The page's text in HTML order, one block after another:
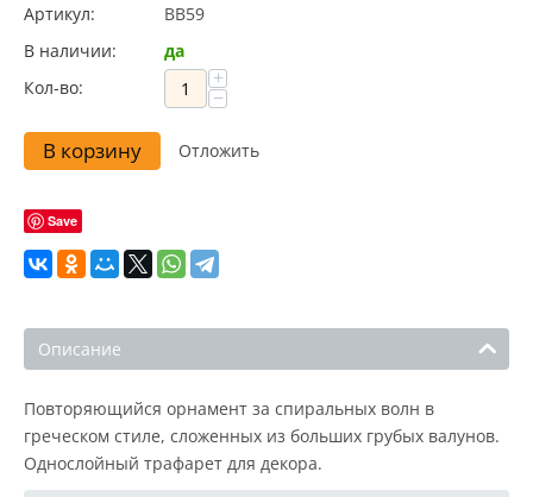
Артикул:
BB59
В наличии:
да
Кол-во:
+
−
В корзину Отложить
Save
Описание
Повторяющийся орнамент за спиральных волн в
греческом стиле, сложенных из больших грубых валунов.
Однослойный трафарет для декора.